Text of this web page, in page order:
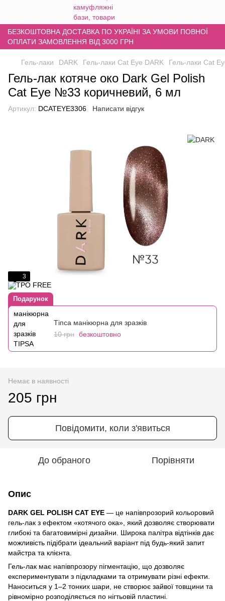
БЕЗКОШТОВНА ДОСТАВКА ПО УКРАЇНІ ЗА УМОВИ ПОВНОЇ
ОПЛАТИ ЗАМОВЛЕННЯ ВІД 3000 ГРН
Гель-лаки DARK Гель-лаки Cat Eye DARK Гель-лаки Cat
Гель-лак котяче око Dark Gel Polish
Cat Eye №33 коричневий, 6 мл
Артикул: DCATEYE3306 Написати відгук
3
Подарунок
Тіпса манікюрна для зразків
10 грн безкоштовно
Немає в наявності
205 грн
Повідомити, коли з'явиться
До обраного Порівняти
Опис
DARK GEL POLISH CAT EYE — це напівпрозорий кольоровий
гель-лак з ефектом «котячого ока», який дозволяє створювати
глибокі та багатовимірні дизайни. Широка палітра відтінків дає
можливість підібрати ідеальний варіант під будь-який запит
майстра та клієнта.
Гель-лак має напівпрозору пігментацію, що дозволяє
експериментувати з підкладками та отримувати різні ефекти.
Наноситься у 1–2 тонких шари, не створює зайвої товщини та
рівномірно розподіляється по нігтьовій пластині.